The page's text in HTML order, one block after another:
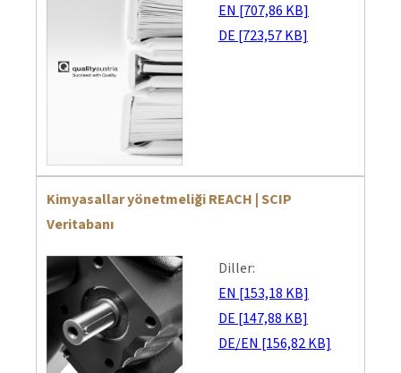
EN [707,86 KB]
DE [723,57 KB]
Kimyasallar yönetmeliği REACH | SCIP
Veritabanı
Diller:
EN [153,18 KB]
DE [147,88 KB]
DE/EN [156,82 KB]